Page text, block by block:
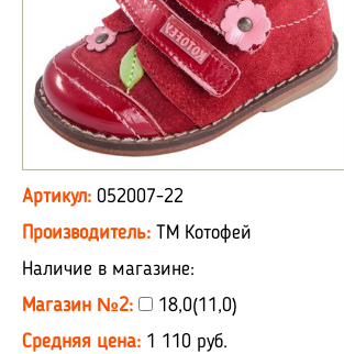
Артикул: 052007-22
Производитель:
ТМ Котофей
Наличие в магазине:
Магазин №2:
18,0(11,0)
Средняя цена: 1 110 руб.